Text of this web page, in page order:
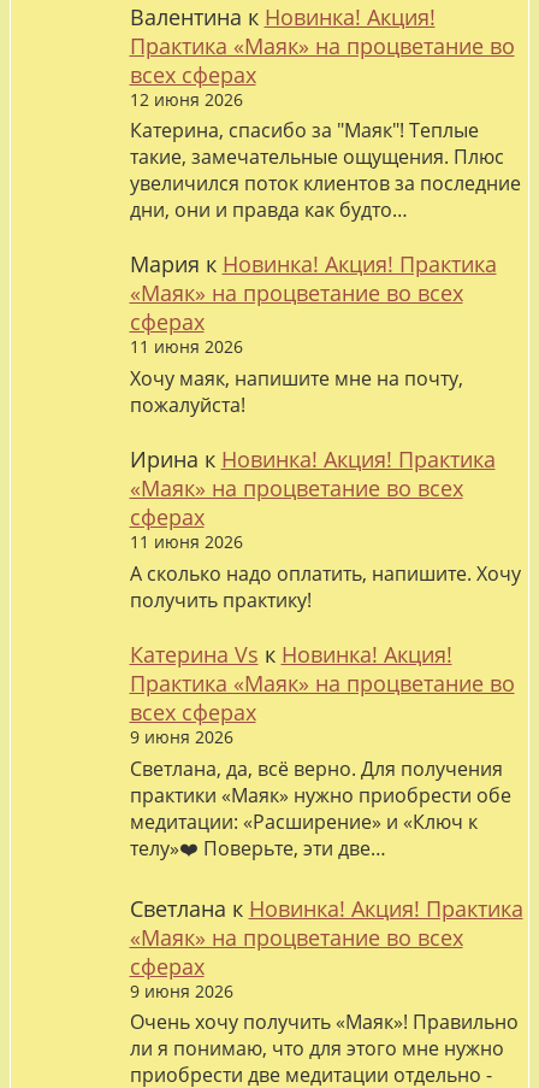
Валентина к Новинка! Акция!
Практика «Маяк» на процветание во
всех сферах
12 июня 2026
Катерина, спасибо за "Маяк"! Теплые
такие, замечательные ощущения. Плюс
увеличился поток клиентов за последние
дни, они и правда как будто…
Мария к Новинка! Акция! Практика
«Маяк» на процветание во всех
сферах
11 июня 2026
Хочу маяк, напишите мне на почту,
пожалуйста!
Ирина к Новинка! Акция! Практика
«Маяк» на процветание во всех
сферах
11 июня 2026
А сколько надо оплатить, напишите. Хочу
получить практику!
Катерина Vs к Новинка! Акция!
Практика «Маяк» на процветание во
всех сферах
9 июня 2026
Светлана, да, всё верно. Для получения
практики «Маяк» нужно приобрести обе
медитации: «Расширение» и «Ключ к
телу»❤️ Поверьте, эти две…
Светлана к Новинка! Акция! Практика
«Маяк» на процветание во всех
сферах
9 июня 2026
Очень хочу получить «Маяк»! Правильно
ли я понимаю, что для этого мне нужно
приобрести две медитации отдельно -